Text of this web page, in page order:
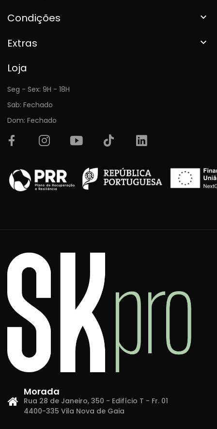
Condições 
Extras 
Loja
Seg - Sex: 9H - 18H
Sab: Fechado
Dom: Fechado
Morada
Rua 28 de Janeiro, 350 - Edifício T - Fr. 01
4400-335 Vila Nova de Gaia